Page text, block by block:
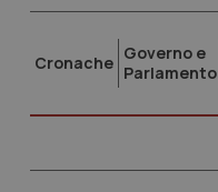
Cronache Governo e
Parlamento